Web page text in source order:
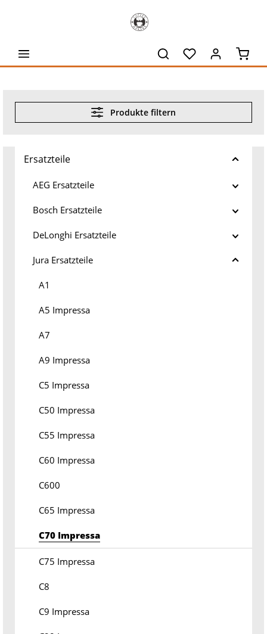
Produkte filtern
Ersatzteile
AEG Ersatzteile
Bosch Ersatzteile
DeLonghi Ersatzteile
Jura Ersatzteile
A1
A5 Impressa
A7
A9 Impressa
C5 Impressa
C50 Impressa
C55 Impressa
C60 Impressa
C600
C65 Impressa
C70 Impressa
C75 Impressa
C8
C9 Impressa